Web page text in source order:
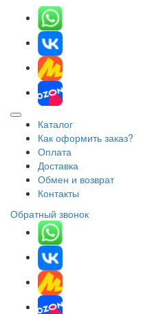
Каталог
Как оформить заказ?
Оплата
Доставка
Обмен и возврат
Контакты
Обратный звонок